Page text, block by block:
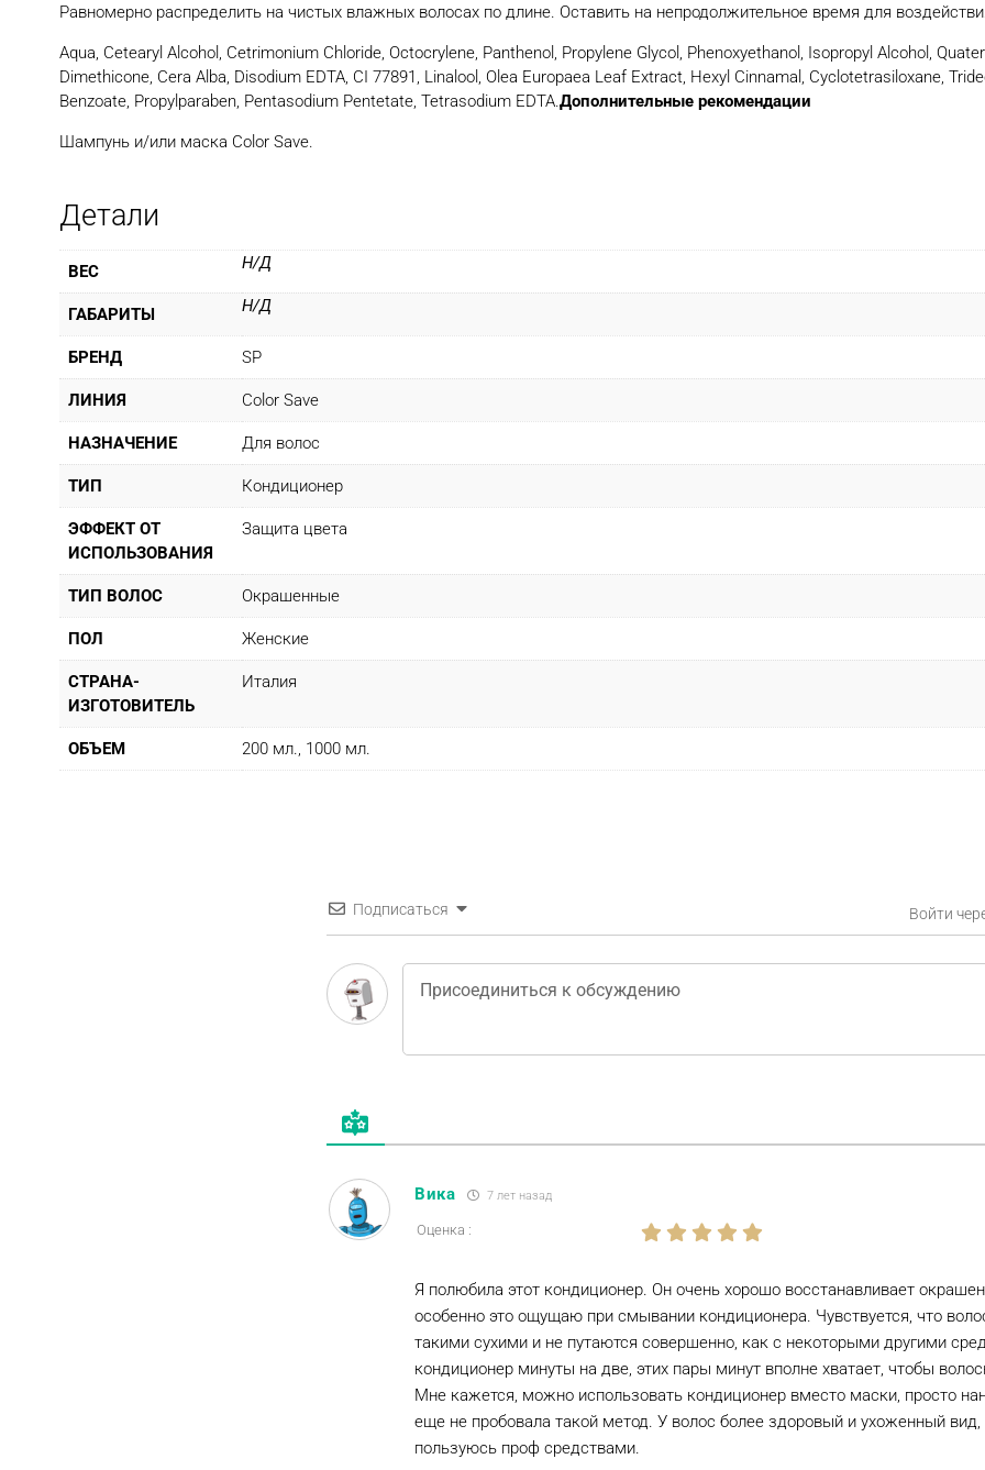
Равномерно распределить на чистых влажных волосах по длине. Оставить на непродолжительное время для
Aqua, Cetearyl Alcohol, Cetrimonium Chloride, Octocrylene, Panthenol, Propylene Glycol, Phenoxyethanol, Isopropyl Alcohol,
Dimethicone, Cera Alba, Disodium EDTA, CI 77891, Linalool, Olea Europaea Leaf Extract, Hexyl Cinnamal, Cyclotetrasiloxane,
Benzoate, Propylparaben, Pentasodium Pentetate, Tetrasodium EDTA.Дополнительные рекомендации
Шампунь и/или маска Color Save.
Детали
ВЕС Н/Д
ГАБАРИТЫ Н/Д
БРЕНД SP
ЛИНИЯ Color Save
НАЗНАЧЕНИЕ Для волос
ТИП Кондиционер
ЭФФЕКТ ОТ
ИСПОЛЬЗОВАНИЯ
Защита цвета
ТИП ВОЛОС Окрашенные
ПОЛ Женские
СТРАНА-
ИЗГОТОВИТЕЛЬ
Италия
ОБЪЕМ 200 мл., 1000 мл.
Подписаться Войти
Вика 7 лет назад
Оценка :
Я полюбила этот кондиционер. Он очень хорошо восстанавливает
особенно это ощущаю при смывании кондиционера. Чувствуется, что
такими сухими и не путаются совершенно, как с некоторыми другими
кондиционер минуты на две, этих пары минут вполне хватает, чтобы
Мне кажется, можно использовать кондиционер вместо маски, просто
еще не пробовала такой метод. У волос более здоровый и ухоженный вид,
пользуюсь проф средствами.